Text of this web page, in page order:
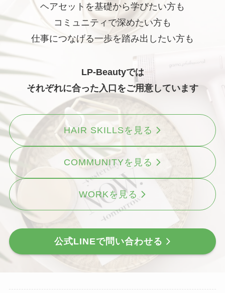
ヘアセットを基礎から学びたい方も
コミュニティで深めたい方も
仕事につなげる一歩を踏み出したい方も
LP-Beautyでは
それぞれに合った入口をご用意しています
HAIR SKILLSを見る
COMMUNITYを見る
WORKを見る
公式LINEで問い合わせる